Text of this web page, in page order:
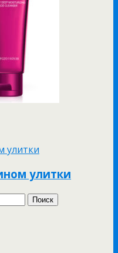
улитки